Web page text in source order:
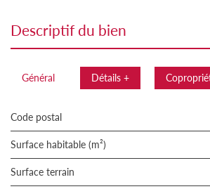
descriptif du bien
Général Détails +
Code postal
Surface habitable (m²)
surface terrain